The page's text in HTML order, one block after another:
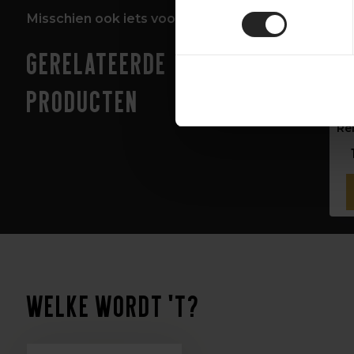
Misschien ook iets voor jou!
Gerelateerde
producten
Welke wordt 't?